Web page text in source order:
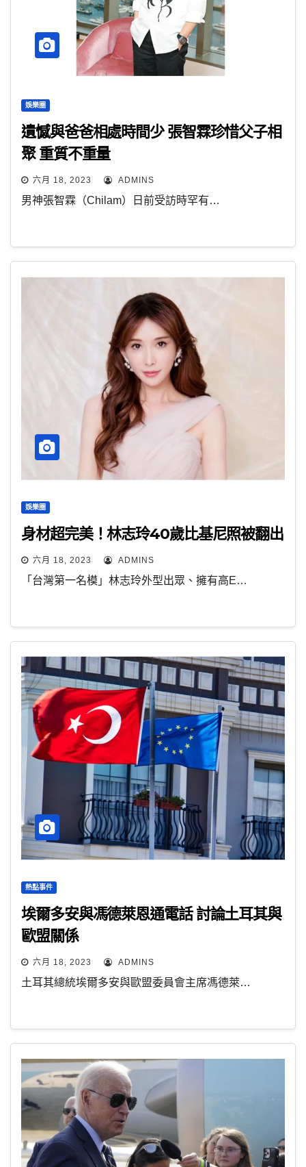
娛樂圈
遺憾與爸爸相處時間少 張智霖珍惜父子相
聚 重質不重量
六月 18, 2023 ADMINS
男神張智霖（Chilam）日前受訪時罕有…
娛樂圈
身材超完美！林志玲40歲比基尼照被翻出
六月 18, 2023 ADMINS
「台灣第一名模」林志玲外型出眾、擁有高E…
熱點事件
埃爾多安與馮德萊恩通電話 討論土耳其與
歐盟關係
六月 18, 2023 ADMINS
土耳其總統埃爾多安與歐盟委員會主席馮德萊…